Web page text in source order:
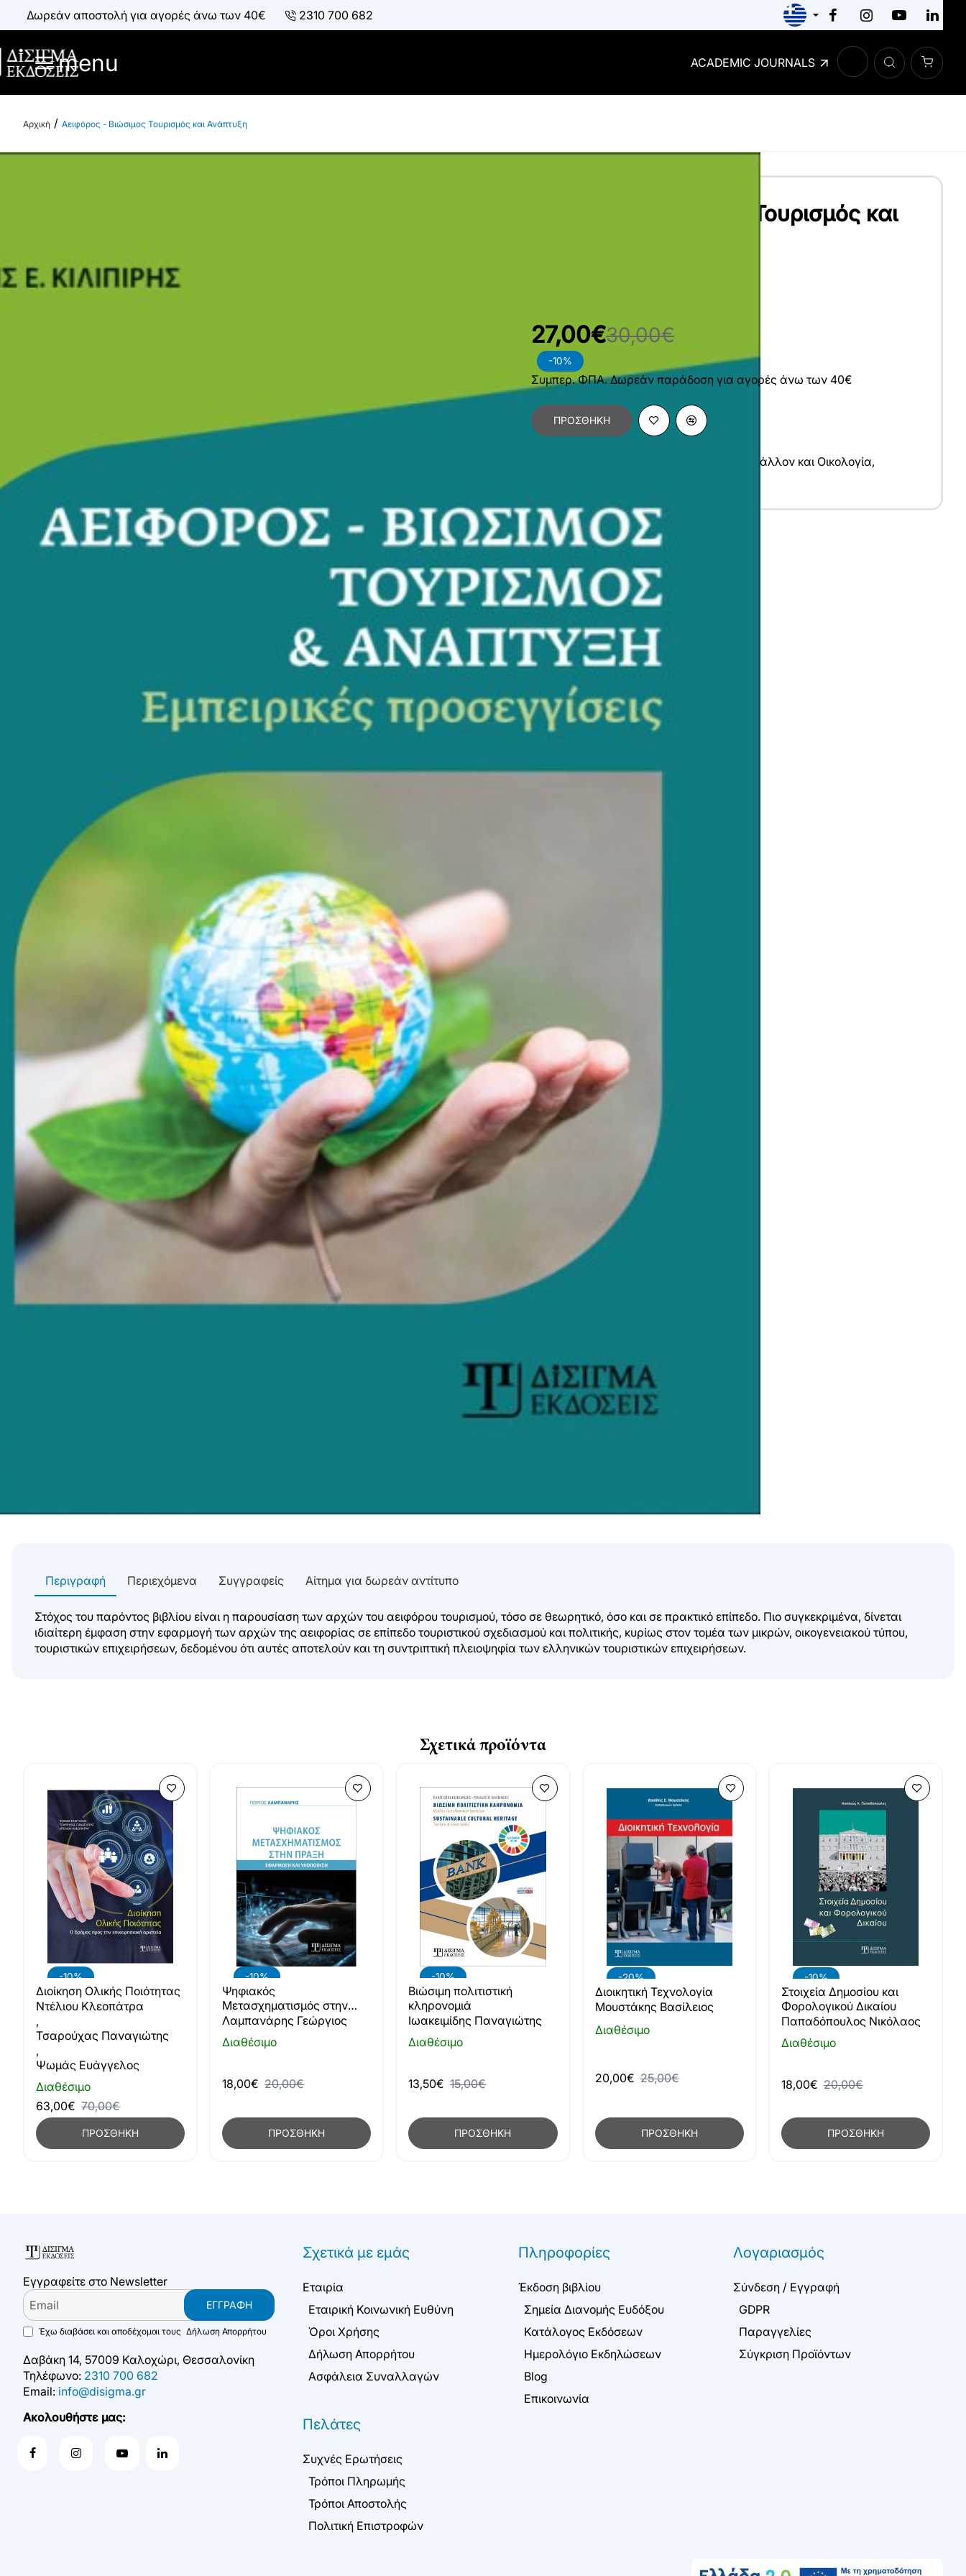
Δωρεάν αποστολή για αγορές άνω των 40€ 2310 700 682
menu ACADEMIC JOURNALS
m
Αειφόρος - Βιώσιμος Τουρισμός και Ανάπτυξη
Αειφόρος - Βιώσιμος Τουρισμός και
-10%
27,00€30,00€
Συμπερ. ΦΠΑ. Δωρεάν παράδοση για αγορές άνω των 40€
ΠΡΟΣΘΉΚΗ
Περιβάλλον και Οικολογία,
Χαρακτηριστικά Βιβλίου
Γλώσσα
Ελληνικά
Διαστάσεις
17x24 cm
Εσωτερικό Βιβλίου
Έγχρωμο
Έτος Έκδοσης
2023
Κωδικός Ευδόξου
Σελίδες
240
ISBN
978-618-202-167-5
Περιγραφή Περιεχόμενα Συγγραφείς Αίτημα για δωρεάν αντίτυπο
Στόχος του παρόντος βιβλίου είναι η παρουσίαση των αρχών του αειφόρου τουρισμού, τόσο σε θεωρητικό, όσο και σε πρακτικό επίπεδο. Πιο συγκεκριμένα, δίνεται
ιδιαίτερη έμφαση στην εφαρμογή των αρχών της αειφορίας σε επίπεδο τουριστικού σχεδιασμού και πολιτικής, κυρίως στον τομέα των μικρών, οικογενειακού τύπου,
τουριστικών επιχειρήσεων, δεδομένου ότι αυτές αποτελούν και τη συντριπτική πλειοψηφία των ελληνικών τουριστικών επιχειρήσεων.
Σχετικά προϊόντα
-10%
Διαθέσιμο
Διοίκηση Ολικής Ποιότητας
Ντέλιου Κλεοπάτρα
,
Τσαρούχας Παναγιώτης
,
Ψωμάς Ευάγγελος
63,00€ 70,00€
ΠΡΟΣΘΉΚΗ
-10%
Διαθέσιμο
Ψηφιακός
Μετασχηματισμός στην
πράξη. Εφαρμογή και
Υλοποίηση
Λαμπανάρης Γεώργιος
18,00€ 20,00€
ΠΡΟΣΘΉΚΗ
-10%
Διαθέσιμο
Βιώσιμη πολιτιστική
κληρονομιά
Ιωακειμίδης Παναγιώτης
13,50€ 15,00€
ΠΡΟΣΘΉΚΗ
-20%
Διαθέσιμο
Διοικητική Τεχνολογία
Μουστάκης Βασίλειος
20,00€ 25,00€
ΠΡΟΣΘΉΚΗ
-10%
Διαθέσιμο
Στοιχεία Δημοσίου και
Φορολογικού Δικαίου
Παπαδόπουλος Νικόλαος
18,00€ 20,00€
ΠΡΟΣΘΉΚΗ
Εγγραφείτε στο Newsletter
Email
ΕΓΓΡΑΦΉ
Έχω διαβάσει και αποδέχομαι τους Δήλωση Απορρήτου
Δαβάκη 14, 57009 Καλοχώρι, Θεσσαλονίκη
Τηλέφωνο: 2310 700 682
Email: info@disigma.gr
Ακολουθήστε μας:
Σχετικά με εμάς
Εταιρία
Εταιρική Κοινωνική Ευθύνη
Όροι Χρήσης
Δήλωση Απορρήτου
Ασφάλεια Συναλλαγών
Πληροφορίες
Έκδοση βιβλίου
Σημεία Διανομής Ευδόξου
Κατάλογος Εκδόσεων
Ημερολόγιο Εκδηλώσεων
Blog
Επικοινωνία
Λογαριασμός
Σύνδεση / Εγγραφή
GDPR
Παραγγελίες
Σύγκριση Προϊόντων
Πελάτες
Συχνές Ερωτήσεις
Τρόποι Πληρωμής
Τρόποι Αποστολής
Πολιτική Επιστροφών